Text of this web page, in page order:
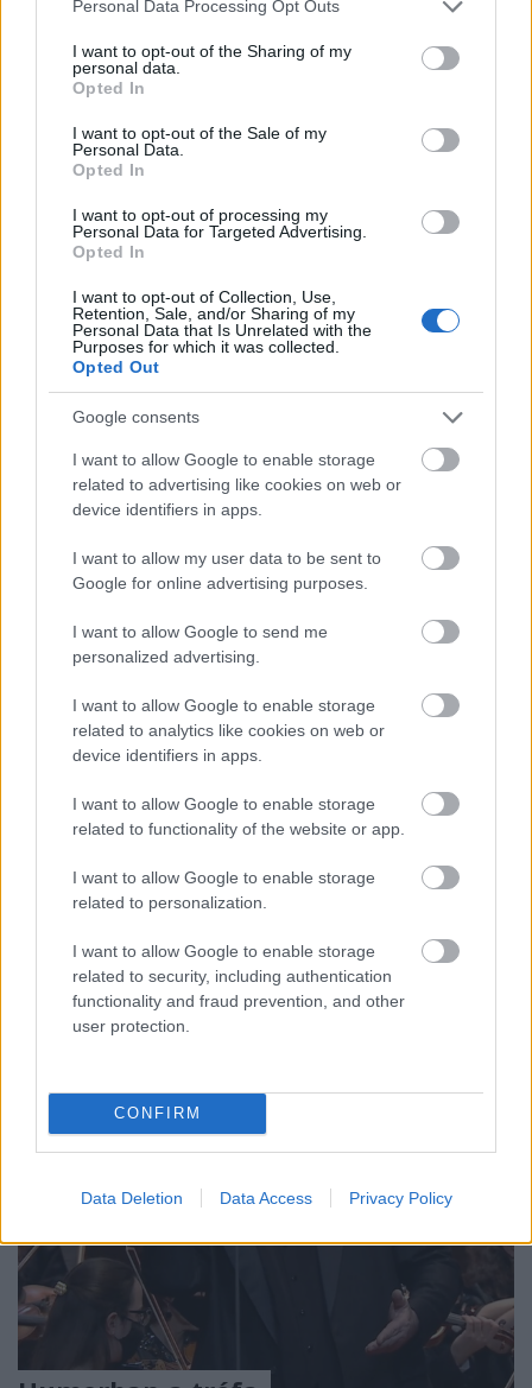
not limited to your visit or usage behaviour. You may click to
grant or deny consent to Google and its third-party tags to
use your data for below specified purposes in below Google
consent section.
Personal Data Processing Opt Outs
I want to opt-out of the Sharing of my
personal data.
Opted In
I want to opt-out of the Sale of my
Personal Data.
Opted In
I want to opt-out of processing my
Personal Data for Targeted Advertising.
Opted In
I want to opt-out of Collection, Use,
Retention, Sale, and/or Sharing of my
Personal Data that Is Unrelated with the
Purposes for which it was collected.
Opted Out
Google consents
I want to allow Google to enable storage
related to advertising like cookies on web or
device identifiers in apps.
I want to allow my user data to be sent to
Google for online advertising purposes.
I want to allow Google to send me
personalized advertising.
I want to allow Google to enable storage
related to analytics like cookies on web or
device identifiers in apps.
I want to allow Google to enable storage
related to functionality of the website or app.
I want to allow Google to enable storage
related to personalization.
I want to allow Google to enable storage
related to security, including authentication
functionality and fraud prevention, and other
user protection.
CONFIRM
Data Deletion Data Access Privacy Policy
Nekünk énekelnek
stolzingimalter •2024. március 02.
öröm, nagy öröm, megint van magyar szereplő a
megnevezett szereplők között (azért mondom ilyen
a kórusban vannak-e magyarok), Kálmán Péter
énekli Bartolót A sevillai borbélyban. Mi több, jövőre
Grófea
stolzingimalter• 2023. július 28.
Valószínűleg végignézem a salzburgi Figaro
házasságát akkor is, ha nem Kálmán Péter énekli
benne Bartolót, de azért így könnyebb volt. A
közönség kicsit fütyülte Martin Kusej rendezését,
nyilván azért, mert nem selyem térdnadrágban
meg azért…